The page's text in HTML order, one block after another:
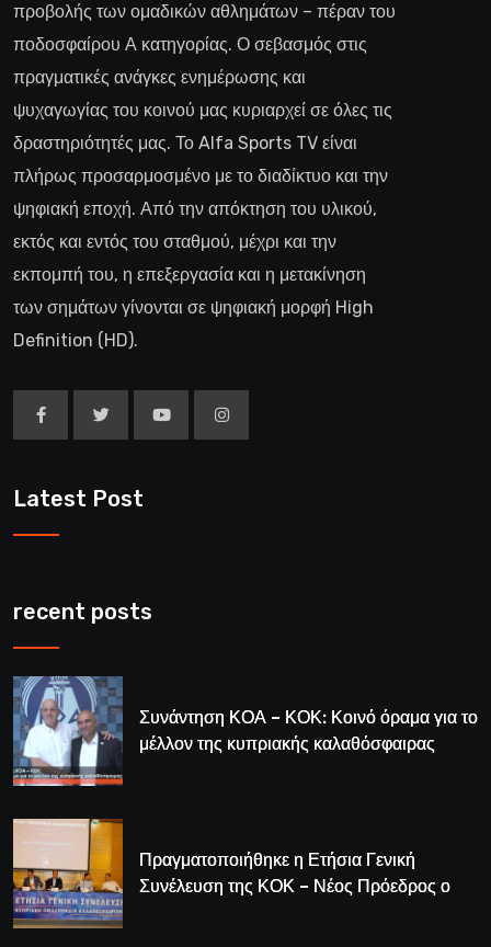
προβολής των ομαδικών αθλημάτων – πέραν του
ποδοσφαίρου Α κατηγορίας. Ο σεβασμός στις
πραγματικές ανάγκες ενημέρωσης και
ψυχαγωγίας του κοινού μας κυριαρχεί σε όλες τις
δραστηριότητές μας. Το Alfa Sports TV είναι
πλήρως προσαρμοσμένο με το διαδίκτυο και την
ψηφιακή εποχή. Από την απόκτηση του υλικού,
εκτός και εντός του σταθμού, μέχρι και την
εκπομπή του, η επεξεργασία και η μετακίνηση
των σημάτων γίνονται σε ψηφιακή μορφή High
Definition (HD).
Latest Post
recent posts
Συνάντηση ΚΟΑ – ΚΟΚ: Κοινό όραμα για το
μέλλον της κυπριακής καλαθόσφαιρας
Πραγματοποιήθηκε η Ετήσια Γενική
Συνέλευση της ΚΟΚ – Νέος Πρόεδρος ο